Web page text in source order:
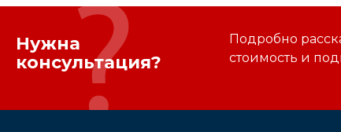
Нужна
консультация?
Подробно
стоимость и